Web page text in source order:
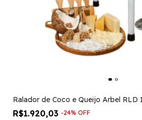
Ralador de Coco e Queijo Arbel RLD
R$1.920,03 -24% OFF